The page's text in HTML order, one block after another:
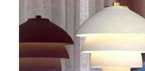
08 - 654 29 00
info@ljusbutik.se
Fler kontaktuppgifter »